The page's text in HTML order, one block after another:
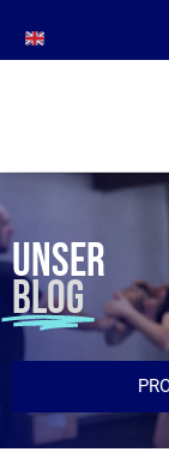
UNSER
BLOG